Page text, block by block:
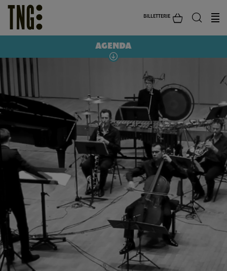
BILLETTERIE
AGENDA